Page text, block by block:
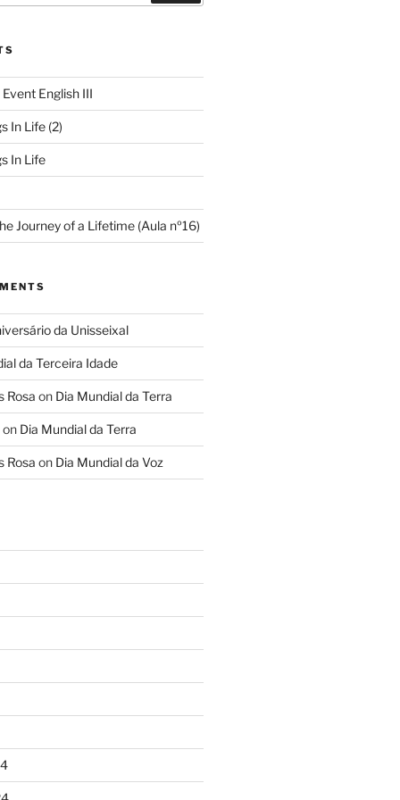
English III
In Life (2)
In Life
Journey of a Lifetime (Aula nº16)
da Unisseixal
da Terceira Idade
Rosa on Dia Mundial da Terra
on Dia Mundial da Terra
Rosa on Dia Mundial da Voz